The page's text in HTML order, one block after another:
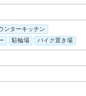
ンターキッチン
駐輪場 バイク置き場